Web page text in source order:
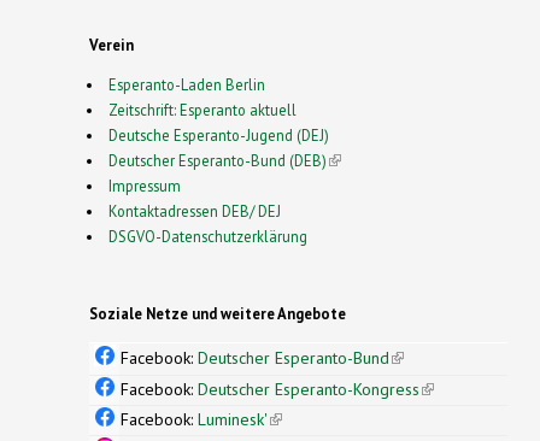
Verein
Esperanto-Laden Berlin
Zeitschrift: Esperanto aktuell
Deutsche Esperanto-Jugend (DEJ)
Deutscher Esperanto-Bund (DEB)(link is external)
Impressum
Kontaktadressen DEB/ DEJ
DSGVO-Datenschutzerklärung
Soziale Netze und weitere Angebote
Facebook: Deutscher Esperanto-Bund(link is
external)
Facebook: Deutscher Esperanto-Kongress(link is
Facebook: Luminesk'(link is external)